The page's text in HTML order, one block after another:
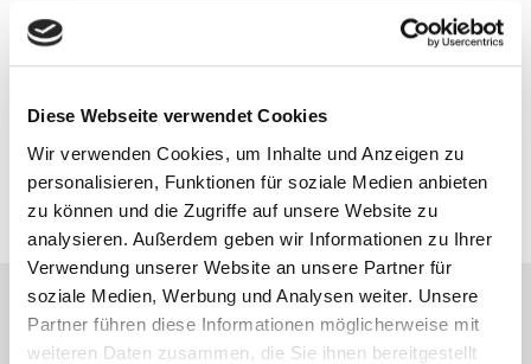
Diese Webseite verwendet Cookies
Wir verwenden Cookies, um Inhalte und Anzeigen zu
personalisieren, Funktionen für soziale Medien anbieten
zu können und die Zugriffe auf unsere Website zu
analysieren. Außerdem geben wir Informationen zu Ihrer
Verwendung unserer Website an unsere Partner für
soziale Medien, Werbung und Analysen weiter. Unsere
Partner führen diese Informationen möglicherweise mit
weiteren Daten zusammen, die Sie ihnen bereitgestellt
Jetzt kontaktieren
Kontaktieren Sie uns über unser Online-